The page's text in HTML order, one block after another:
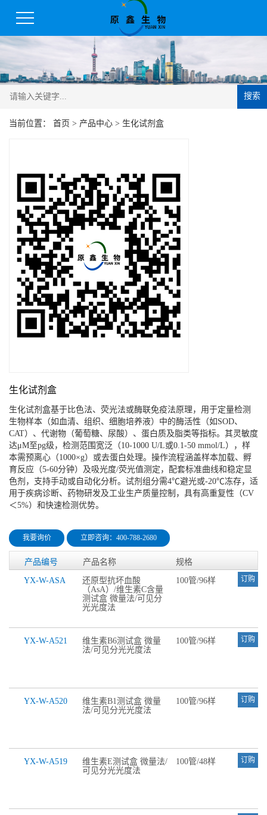
搜索
当前位置： 首页 > 产品中心 > 生化试剂盒
生化试剂盒
生化试剂盒基于比色法、荧光法或酶联免疫法原理，用于定量检测
生物样本（如血清、组织、细胞培养液）中的酶活性（如SOD、
CAT）、代谢物（葡萄糖、尿酸）、蛋白质及脂类等指标。其灵敏度
达μM至pg级，检测范围宽泛（10-1000 U/L或0.1-50 mmol/L），样
本需预离心（1000×g）或去蛋白处理。操作流程涵盖样本加载、孵
育反应（5-60分钟）及吸光度/荧光值测定，配套标准曲线和稳定显
色剂，支持手动或自动化分析。试剂组分需4℃避光或-20℃冻存，适
用于疾病诊断、药物研发及工业生产质量控制，具有高重复性（CV
＜5%）和快速检测优势。
我要询价 立即咨询：400-788-2680
产品编号 产品名称 规格
YX-W-ASA
还原型抗坏血酸
（AsA）/维生素C含量
测试盒 微量法/可见分
光光度法
100管/96样 订购
YX-W-A521
维生素B6测试盒 微量
法/可见分光光度法
100管/96样 订购
YX-W-A520
维生素B1测试盒 微量
法/可见分光光度法
100管/96样 订购
YX-W-A519
维生素E测试盒 微量法/
可见分光光度法
100管/48样 订购